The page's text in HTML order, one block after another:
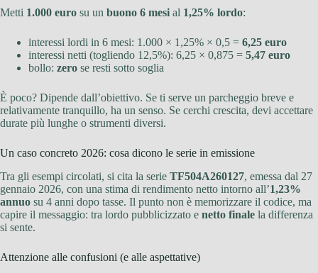
Metti 1.000 euro su un buono 6 mesi al 1,25% lordo:
interessi lordi in 6 mesi: 1.000 × 1,25% × 0,5 = 6,25 euro
interessi netti (togliendo 12,5%): 6,25 × 0,875 = 5,47 euro
bollo: zero se resti sotto soglia
È poco? Dipende dall’obiettivo. Se ti serve un parcheggio breve e
relativamente tranquillo, ha un senso. Se cerchi crescita, devi accettare
durate più lunghe o strumenti diversi.
Un caso concreto 2026: cosa dicono le serie in emissione
Tra gli esempi circolati, si cita la serie TF504A260127, emessa dal 27
gennaio 2026, con una stima di rendimento netto intorno all’1,23%
annuo su 4 anni dopo tasse. Il punto non è memorizzare il codice, ma
capire il messaggio: tra lordo pubblicizzato e netto finale la differenza
si sente.
Attenzione alle confusioni (e alle aspettative)